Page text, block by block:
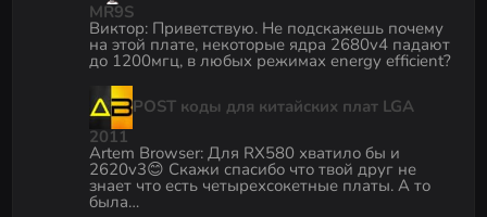
MR9S
Виктор: Приветствую. Не подскажешь почему
на этой плате, некоторые ядра 2680v4 падают
до 1200мгц, в любых режимах energy efficient?
POST коды для китайских плат LGA
2011
Artem Browser:Для RX580 хватило бы и
2620v3😊 Скажи спасибо что твой друг не
знает что есть четырехсокетные платы. А то
была…